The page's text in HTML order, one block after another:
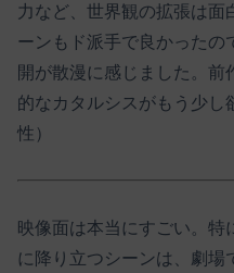
力など、世界観の拡張は面
ーンもド派手で良かったの
開が散漫に感じました。前
的なカタルシスがもう少し
性）
映像面は本当にすごい。特
に降り立つシーンは、劇場